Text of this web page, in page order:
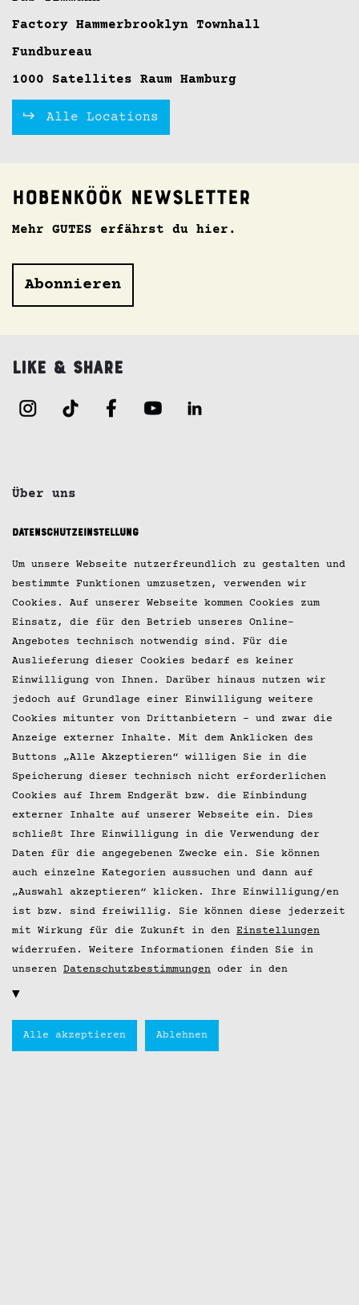
Factory Hammerbrooklyn Townhall
Fundbureau
1000 Satellites Raum Hamburg
Alle Locations
Hobenköök Newsletter
Mehr GUTES erfährst du hier.
Abonnieren
Like & Share
Über uns
Jobs
Kontakt
Impressum
Datenschutz
© 2026 Hobenköök GmbH
Datenschutzeinstellung
Um unsere Webseite nutzerfreundlich zu gestalten und
bestimmte Funktionen umzusetzen, verwenden wir
Cookies. Auf unserer Webseite kommen Cookies zum
Einsatz, die für den Betrieb unseres Online-
Angebotes technisch notwendig sind. Für die
Auslieferung dieser Cookies bedarf es keiner
Einwilligung von Ihnen. Darüber hinaus nutzen wir
jedoch auf Grundlage einer Einwilligung weitere
Cookies mitunter von Drittanbietern – und zwar die
Anzeige externer Inhalte. Mit dem Anklicken des
Buttons „Alle Akzeptieren“ willigen Sie in die
Speicherung dieser technisch nicht erforderlichen
Cookies auf Ihrem Endgerät bzw. die Einbindung
externer Inhalte auf unserer Webseite ein. Dies
schließt Ihre Einwilligung in die Verwendung der
Daten für die angegebenen Zwecke ein. Sie können
auch einzelne Kategorien aussuchen und dann auf
„Auswahl akzeptieren“ klicken. Ihre Einwilligung/en
ist bzw. sind freiwillig. Sie können diese jederzeit
mit Wirkung für die Zukunft in den Einstellungen
widerrufen. Weitere Informationen finden Sie in
unseren Datenschutzbestimmungen oder in den
Einstellungen
Alle akzeptieren Ablehnen